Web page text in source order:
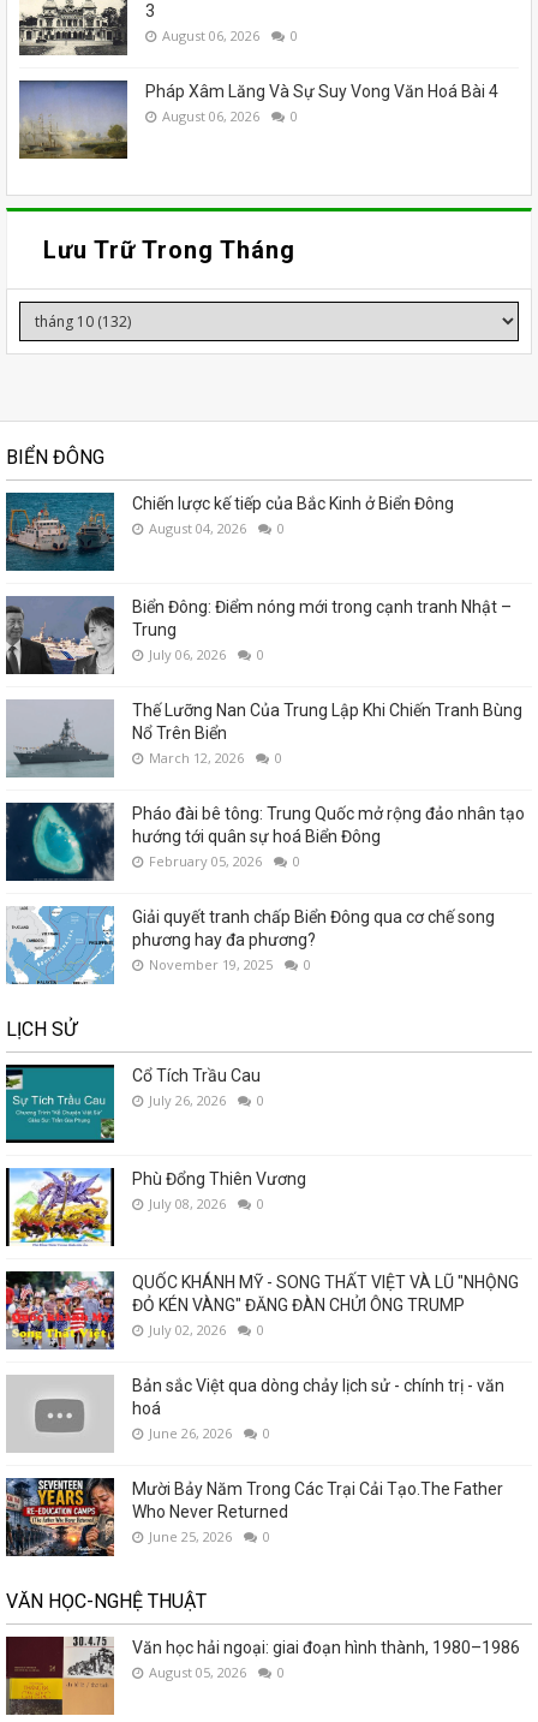
3
August 06, 2026 0
Pháp Xâm Lăng Và Sự Suy Vong Văn Hoá Bài 4
August 06, 2026 0
Lưu Trữ Trong Tháng
BIỂN ĐÔNG
Chiến lược kế tiếp của Bắc Kinh ở Biển Đông
August 04, 2026 0
Biển Đông: Điểm nóng mới trong cạnh tranh Nhật –
Trung
July 06, 2026 0
Thế Lưỡng Nan Của Trung Lập Khi Chiến Tranh Bùng
Nổ Trên Biển
March 12, 2026 0
Pháo đài bê tông: Trung Quốc mở rộng đảo nhân tạo
hướng tới quân sự hoá Biển Đông
February 05, 2026 0
Giải quyết tranh chấp Biển Đông qua cơ chế song
phương hay đa phương?
November 19, 2025 0
LỊCH SỬ
Cổ Tích Trầu Cau
July 26, 2026 0
Phù Đổng Thiên Vương
July 08, 2026 0
QUỐC KHÁNH MỸ - SONG THẤT VIỆT VÀ LŨ "NHỘNG
ĐỎ KÉN VÀNG" ĐĂNG ĐÀN CHỬI ÔNG TRUMP
July 02, 2026 0
Bản sắc Việt qua dòng chảy lịch sử - chính trị - văn
hoá
June 26, 2026 0
Mười Bảy Năm Trong Các Trại Cải Tạo.The Father
Who Never Returned
June 25, 2026 0
VĂN HỌC-NGHỆ THUẬT
Văn học hải ngoại: giai đoạn hình thành, 1980–1986
August 05, 2026 0